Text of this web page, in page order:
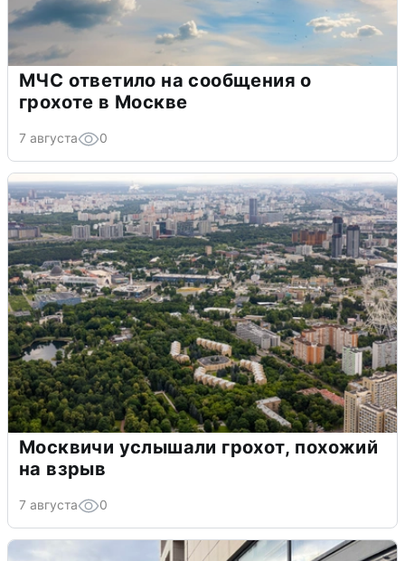
МЧС ответило на сообщения о
грохоте в Москве
7 августа 0
Москвичи услышали грохот, похожий
на взрыв
7 августа 0